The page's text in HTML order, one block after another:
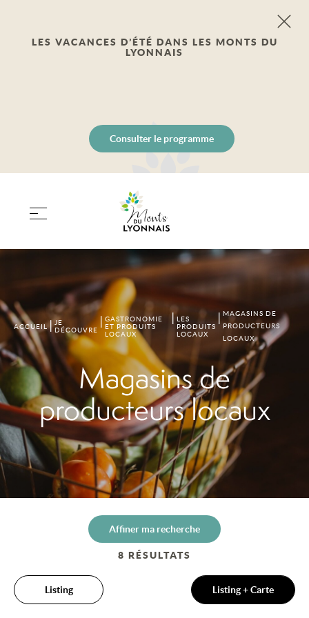
LES VACANCES D’ÉTÉ DANS LES MONTS DU
LYONNAIS
Consulter le programme
ACCUEIL
JE
DÉCOUVRE
GASTRONOMIE
ET PRODUITS
LOCAUX
LES
PRODUITS
LOCAUX
MAGASINS DE
PRODUCTEURS
LOCAUX
Magasins de
producteurs locaux
Affiner ma recherche
8 RÉSULTATS
Listing Listing + Carte